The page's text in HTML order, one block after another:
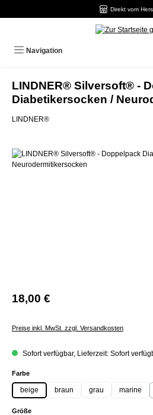
Direkt vom
Navigation
LINDNER® Silversoft® -
Diabetikersocken /
LINDNER®
Bildergalerie überspringen
18,00 €
Preise inkl. MwSt. zzgl. Versandkosten
Sofort verfügbar, Lieferzeit: Sofort
Farbeauswählen
beige braun grau marine
Größeauswählen